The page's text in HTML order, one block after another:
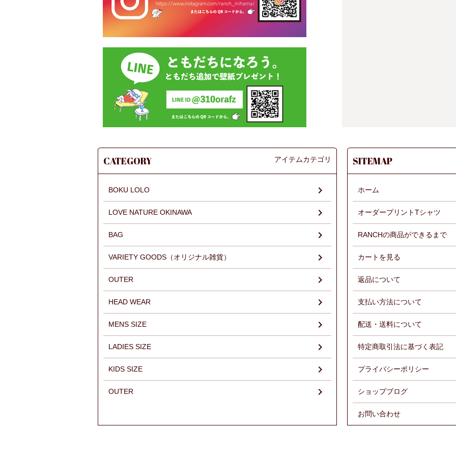
CATEGORY アイテムカテゴリ
BOKU LOLO
LOVE NATURE OKINAWA
BAG
VARIETY GOODS（オリジナル雑貨）
OUTER
HEAD WEAR
MENS SIZE
LADIES SIZE
KIDS SIZE
OUTER
SITEMAP
ホーム
オーダープリントTシャツ
RANCHの商品ができるまで
カートを見る
返品について
支払い方法について
配送・送料について
特定商取引法に基づく表記
プライバシーポリシー
ショップブログ
お問い合わせ